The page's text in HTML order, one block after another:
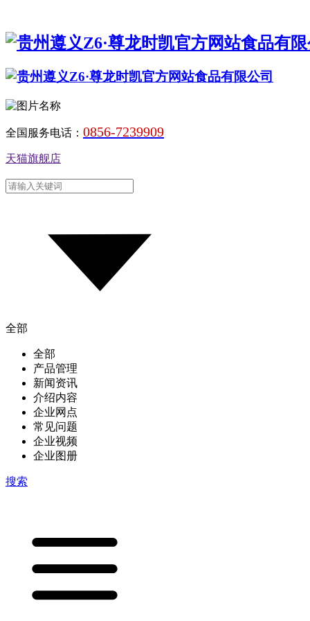
全国服务电话： 0856-7239909
天猫旗舰店
全部
全部
产品管理
新闻资讯
介绍内容
企业网点
常见问题
企业视频
企业图册
搜索